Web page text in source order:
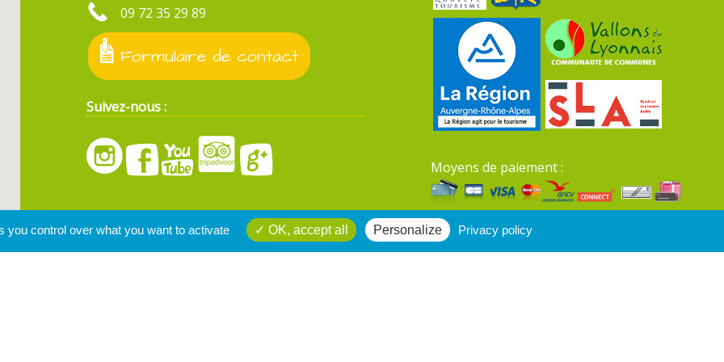
09 72 35 29 89
Formulaire de contact
Suivez-nous :
Moyens de paiement :
Mentions légales du site
you control over what you want to activate OK, accept all Personalize Privacy policy